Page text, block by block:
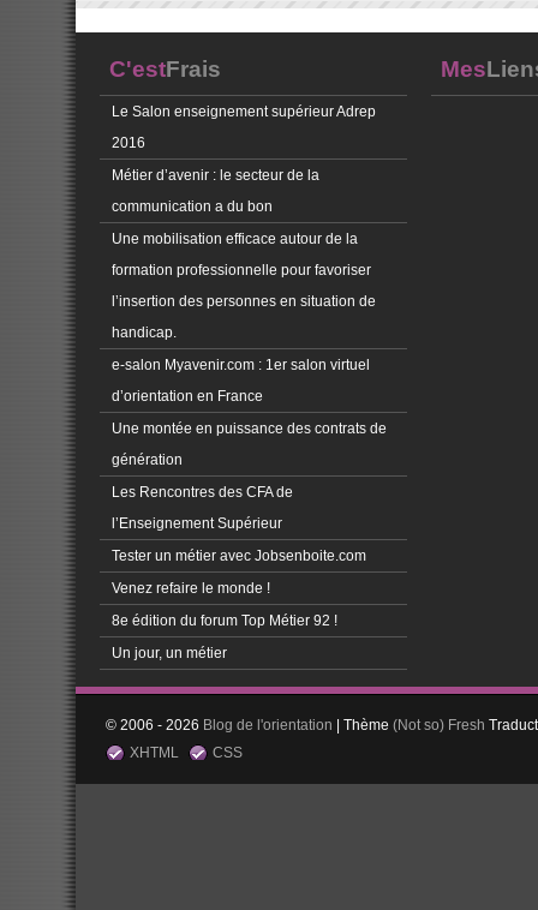
C'estFrais
Le Salon enseignement supérieur Adrep
2016
Métier d’avenir : le secteur de la
communication a du bon
Une mobilisation efficace autour de la
formation professionnelle pour favoriser
l’insertion des personnes en situation de
handicap.
e-salon Myavenir.com : 1er salon virtuel
d’orientation en France
Une montée en puissance des contrats de
génération
Les Rencontres des CFA de
l’Enseignement Supérieur
Tester un métier avec Jobsenboite.com
Venez refaire le monde !
8e édition du forum Top Métier 92 !
Un jour, un métier
Mes
© 2006 - 2026 Blog de l'orientation | Thème (Not so) Fresh
XHTML
CSS